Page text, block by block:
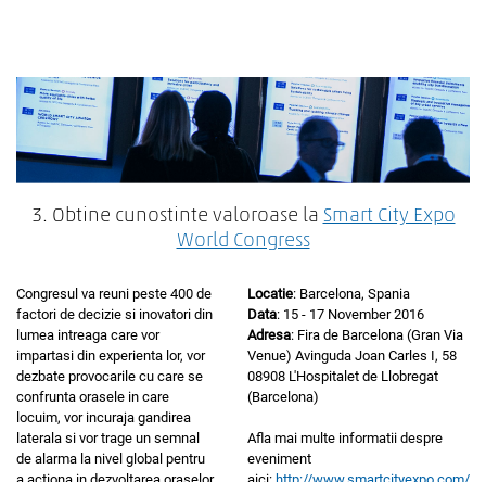
3. Obtine cunostinte valoroase la Smart City Expo
World Congress
Congresul va reuni peste 400 de
factori de decizie si inovatori din
lumea intreaga care vor
impartasi din experienta lor, vor
dezbate provocarile cu care se
confrunta orasele in care
locuim, vor incuraja gandirea
laterala si vor trage un semnal
de alarma la nivel global pentru
Locatie: Barcelona, Spania
Data: 15 - 17 November 2016
Adresa: Fira de Barcelona (Gran Via
Venue) Avinguda Joan Carles I, 58
08908 L'Hospitalet de Llobregat
(Barcelona)
Afla mai multe informatii despre
eveniment